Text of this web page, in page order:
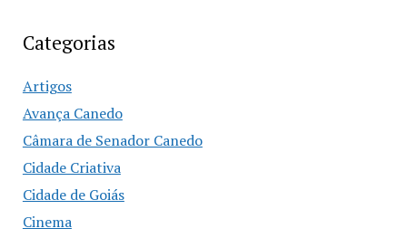
Categorias
Artigos
Avança Canedo
Câmara de Senador Canedo
Cidade Criativa
Cidade de Goiás
Cinema